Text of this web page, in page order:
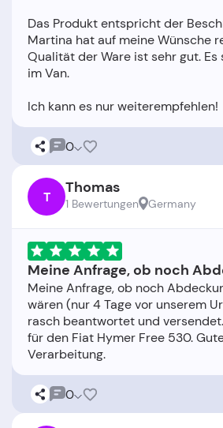
Das Produkt entspricht der
Martina hat auf meine Wünsche
Qualität der Ware ist sehr gut. Es
im Van.
0
T Thomas
1 Bewertungen Germany
Meine Anfrage, ob noch
Meine Anfrage, ob noch
wären (nur 4 Tage vor unserem
rasch beantwortet und
für den Fiat Hymer Free 530.
0